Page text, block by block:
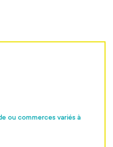
ou commerces variés à